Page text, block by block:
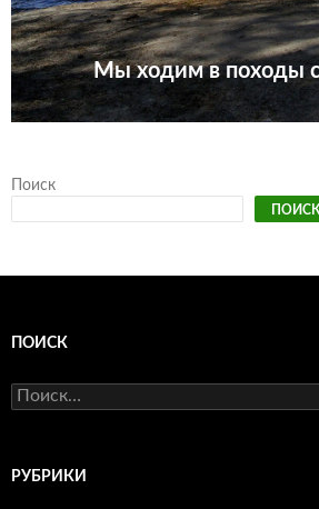
Мы ходим в походы
Поиск
ПОИСК
ПОИСК
Найти:
РУБРИКИ